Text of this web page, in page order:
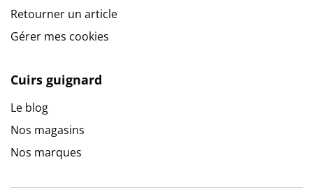
Retourner un article
Gérer mes cookies
Cuirs guignard
Le blog
Nos magasins
Nos marques